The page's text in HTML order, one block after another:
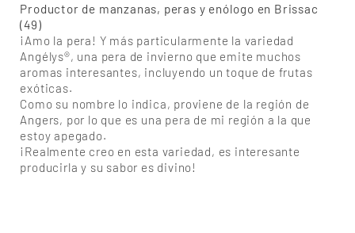
Productor de manzanas, peras y enólogo en Brissac
(49)
¡Amo la pera! Y más particularmente la variedad
Angélys®, una pera de invierno que emite muchos
aromas interesantes, incluyendo un toque de frutas
exóticas.
Como su nombre lo indica, proviene de la región de
Angers, por lo que es una pera de mi región a la que
estoy apegado.
¡Realmente creo en esta variedad, es interesante
producirla y su sabor es divino!